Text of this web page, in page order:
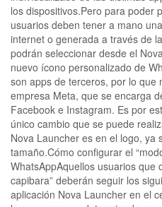
los dispositivos.Pero para poder
usuarios deben tener a mano
internet o generada a través de
podrán seleccionar desde el
nuevo ícono personalizado de
son apps de terceros, por lo que
empresa Meta, que se encarga
Facebook e Instagram. Es por
único cambio que se puede
Nova Launcher es en el logo, ya
tamaño.Cómo configurar el
WhatsAppAquellos usuarios que
capibara” deberán seguir los
aplicación Nova Launcher en el